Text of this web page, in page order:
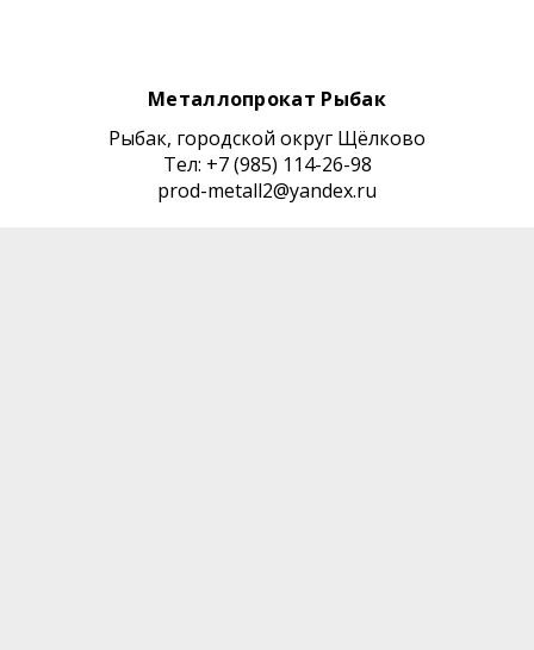
Металлопрокат Рыбак
Рыбак, городской округ Щёлково
Тел: +7 (985) 114-26-98
prod-metall2@yandex.ru